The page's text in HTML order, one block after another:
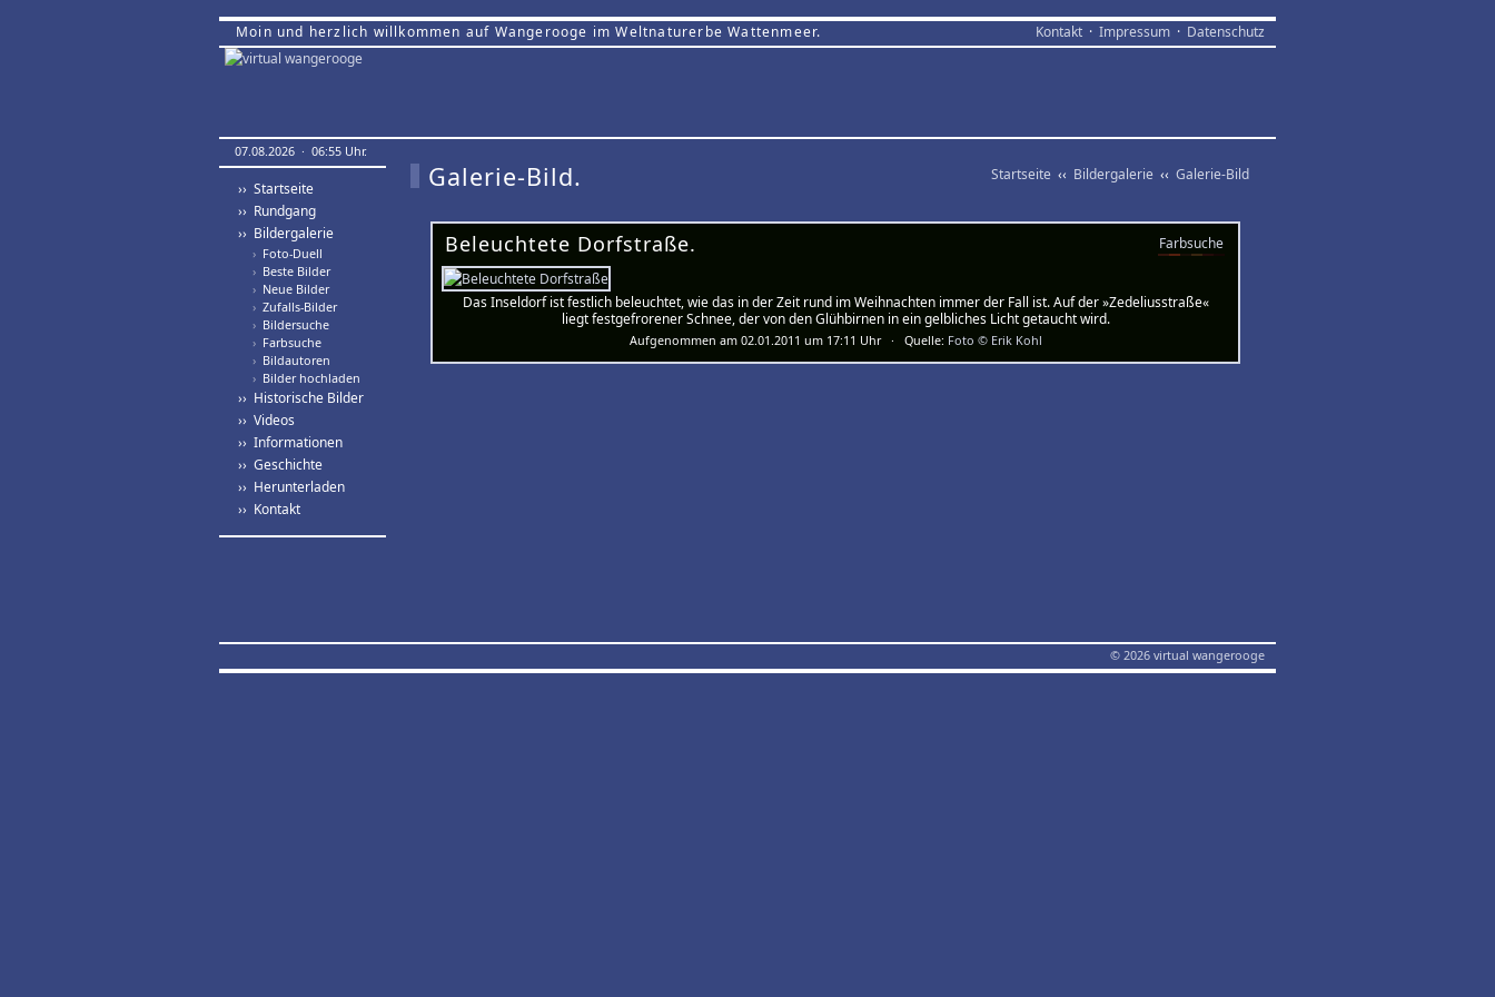
Moin und herzlich willkommen auf Wangerooge im Weltnaturerbe Wattenmeer. Kontakt · Impressum · Datenschutz
07.08.2026 · 06:55 Uhr.
›› Startseite
›› Rundgang
›› Bildergalerie
› Foto-Duell
› Beste Bilder
› Neue Bilder
› Zufalls-Bilder
› Bildersuche
› Farbsuche
› Bildautoren
› Bilder hochladen
›› Historische Bilder
›› Videos
›› Informationen
›› Geschichte
›› Herunterladen
›› Kontakt
Startseite ‹‹ Bildergalerie ‹‹ Galerie-Bild
Galerie-Bild.
Farbsuche
Beleuchtete Dorfstraße.
Das Inseldorf ist festlich beleuchtet, wie das in der Zeit rund im Weihnachten immer der Fall ist. Auf der »Zedeliusstraße«
liegt festgefrorener Schnee, der von den Glühbirnen in ein gelbliches Licht getaucht wird.
Aufgenommen am 02.01.2011 um 17:11 Uhr · Quelle: Foto © Erik Kohl
© 2026 virtual wangerooge